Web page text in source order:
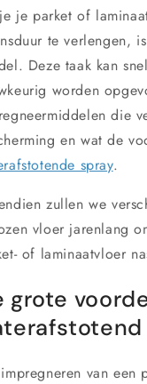
je parket of
te verlengen,
Deze taak kan
worden
die
en wat de
spray.
zullen we
vloer jarenlang
of laminaatvloer
grote
van een